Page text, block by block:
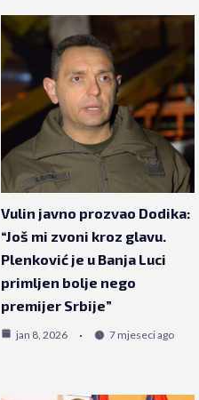
Vulin javno prozvao Dodika:
“Još mi zvoni kroz glavu.
Plenković je u Banja Luci
primljen bolje nego
premijer Srbije”
jan 8, 2026 7 mjeseci ago